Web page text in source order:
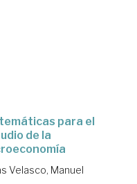
para el
de la
Velasco, Manuel